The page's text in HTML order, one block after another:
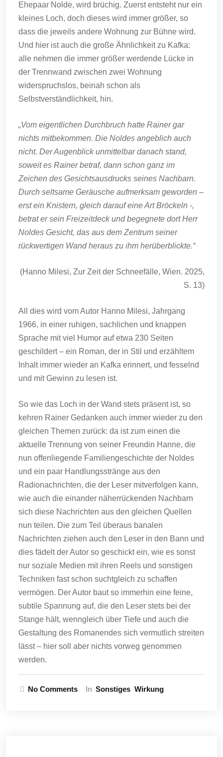
Ehepaar Nolde, wird brüchig. Zuerst entsteht nur ein
kleines Loch, doch dieses wird immer größer, so
dass die jeweils andere Wohnung zur Bühne wird.
Und hier ist auch die große Ähnlichkeit zu Kafka:
alle nehmen die immer größer werdende Lücke in
der Trennwand zwischen zwei Wohnung
widerspruchslos, beinah schon als
Selbstverständlichkeit, hin.
„Vom eigentlichen Durchbruch hatte Rainer gar
nichts mitbekommen. Die Noldes angeblich auch
nicht. Der Augenblick unmittelbar danach stand,
soweit es Rainer betraf, dann schon ganz im
Zeichen des Gesichtsausdrucks seines Nachbarn.
Durch seltsame Geräusche aufmerksam geworden –
erst ein Knistern, gleich darauf eine Art Bröckeln -,
betrat er sein Freizeitdeck und begegnete dort Herr
Noldes Gesicht, das aus dem Zentrum seiner
rückwertigen Wand heraus zu ihm herüberblickte.“
(Hanno Milesi, Zur Zeit der Schneefälle, Wien. 2025,
S. 13)
All dies wird vom Autor Hanno Milesi, Jahrgang
1966, in einer ruhigen, sachlichen und knappen
Sprache mit viel Humor auf etwa 230 Seiten
geschildert – ein Roman, der in Stil und erzähltem
Inhalt immer wieder an Kafka erinnert, und fesselnd
und mit Gewinn zu lesen ist.
So wie das Loch in der Wand stets präsent ist, so
kehren Rainer Gedanken auch immer wieder zu den
gleichen Themen zurück: da ist zum einen die
aktuelle Trennung von seiner Freundin Hanne, die
nun offenliegende Familiengeschichte der Noldes
und ein paar Handlungsstränge aus den
Radionachrichten, die der Leser mitverfolgen kann,
wie auch die einander näherrückenden Nachbarn
sich diese Nachrichten aus den gleichen Quellen
nun teilen. Die zum Teil überaus banalen
Nachrichten ziehen auch den Leser in den Bann und
dies fädelt der Autor so geschickt ein, wie es sonst
nur soziale Medien mit ihren Reels und sonstigen
Techniken fast schon suchtgleich zu schaffen
vermögen. Der Autor baut so immerhin eine feine,
subtile Spannung auf, die den Leser stets bei der
Stange hält, wenngleich über Tiefe und auch die
Gestaltung des Romanendes sich vermutlich streiten
lässt – hier soll aber nichts vorweg genommen
werden.
No Comments In Sonstiges Wirkung